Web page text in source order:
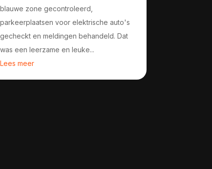
blauwe zone gecontroleerd,
parkeerplaatsen voor elektrische auto's
gecheckt en meldingen behandeld. Dat
was een leerzame en leuke...
Lees meer